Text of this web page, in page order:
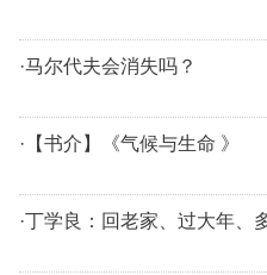
·马尔代夫会消失吗？
·【书介】《气候与生命 》
·丁学良：回老家、过大年、